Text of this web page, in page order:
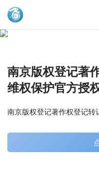
南京版权登记著
维权保护官方授
南京版权登记著作权登记